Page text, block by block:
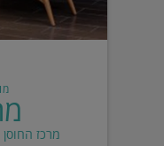
מרכז